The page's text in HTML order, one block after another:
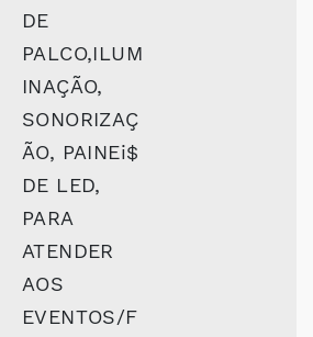
DE
PALCO,ILUM
INAÇÃO,
SONORIZAÇ
ÃO, PAINEi$
DE LED,
PARA
ATENDER
AOS
EVENTOS/F